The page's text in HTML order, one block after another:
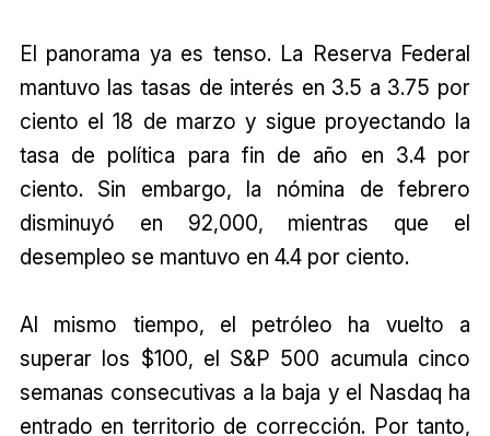
El panorama ya es tenso. La Reserva Federal
mantuvo las tasas de interés en 3.5 a 3.75 por
ciento el 18 de marzo y sigue proyectando la
tasa de política para fin de año en 3.4 por
ciento. Sin embargo, la nómina de febrero
disminuyó en 92,000, mientras que el
desempleo se mantuvo en 4.4 por ciento.
Al mismo tiempo, el petróleo ha vuelto a
superar los $100, el S&P 500 acumula cinco
semanas consecutivas a la baja y el Nasdaq ha
entrado en territorio de corrección. Por tanto,